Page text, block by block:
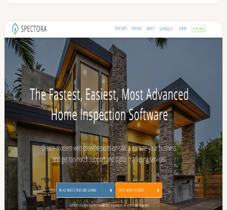
i
o
a
t
i
g
o